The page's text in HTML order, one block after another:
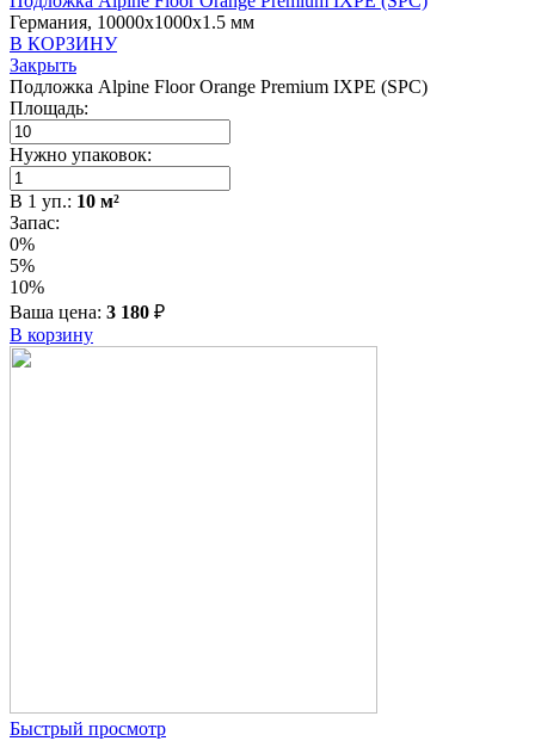
Германия, 10000x1000x1.5 мм
В КОРЗИНУ
Закрыть
Подложка Alpine Floor Orange Premium IXPE (SPC)
Площадь:
Нужно упаковок:
В 1 уп.: 10 м²
Запас:
0%
5%
10%
Ваша цена: 3 180 ₽
В корзину
Быстрый просмотр